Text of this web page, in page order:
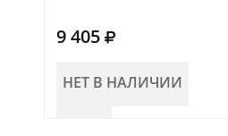
9 405
НЕТ В НАЛИЧИИ